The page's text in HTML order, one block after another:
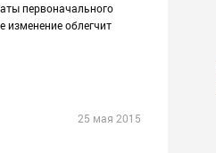
первоначального
изменение облегчит
25 мая 2015